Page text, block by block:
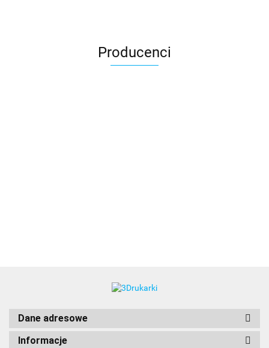
Producenci
Dane adresowe
Informacje